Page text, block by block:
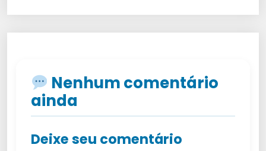
Nenhum comentário
ainda
Deixe seu comentário